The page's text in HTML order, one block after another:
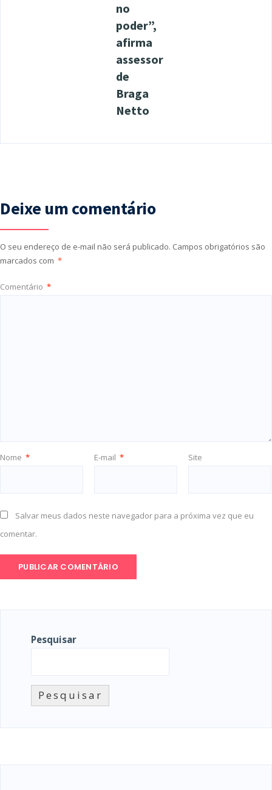
no
poder”,
afirma
assessor
de
Braga
Netto
Deixe um comentário
O seu endereço de e-mail não será publicado. Campos obrigatórios são
marcados com *
Comentário *
Nome * E-mail * Site
Salvar meus dados neste navegador para a próxima vez que eu
comentar.
Pesquisar
Pesquisar